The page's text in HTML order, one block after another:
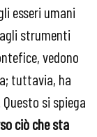
esseri umani
strumenti
vedono
tuttavia, ha
. Questo si spiega
ciò che sta